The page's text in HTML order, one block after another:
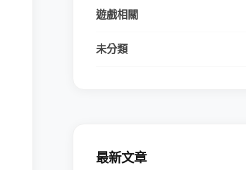
遊戲相關
未分類
最新文章